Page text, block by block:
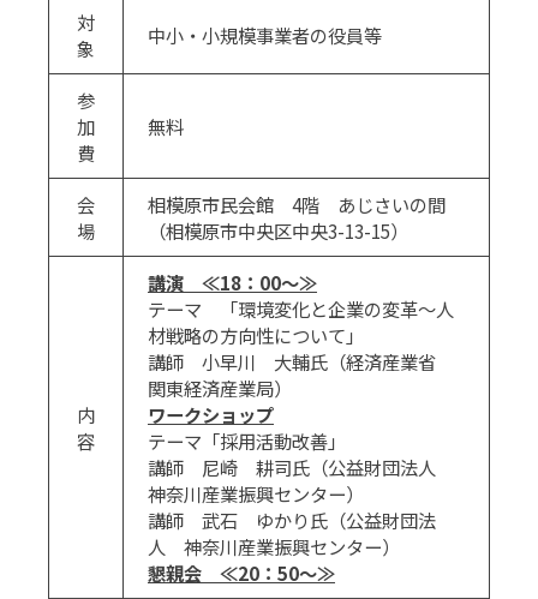
対
象
中小・小規模事業者の役員等
参
加
費
無料
会
場
相模原市民会館 4階 あじさいの間
（相模原市中央区中央3-13-15）
内
容
講演 ≪18：00～≫
テーマ 「環境変化と企業の変革～人
材戦略の方向性について」
講師 小早川 大輔氏（経済産業省
関東経済産業局）
ワークショップ
テーマ「採用活動改善」
講師 尼崎 耕司氏（公益財団法人
神奈川産業振興センター）
講師 武石 ゆかり氏（公益財団法
人 神奈川産業振興センター）
懇親会 ≪20：50～≫